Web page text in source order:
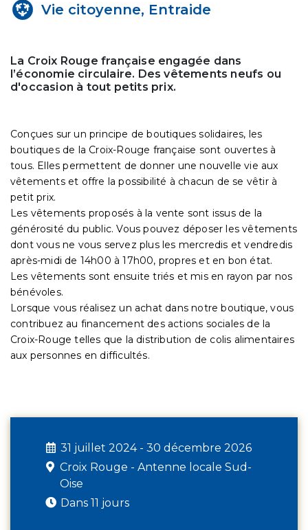
Vie citoyenne, Entraide
La Croix Rouge française engagée dans
l’économie circulaire. Des vêtements neufs ou
d'occasion à tout petits prix.
Conçues sur un principe de boutiques solidaires, les
boutiques de la Croix-Rouge française sont ouvertes à
tous. Elles permettent de donner une nouvelle vie aux
vêtements et offre la possibilité à chacun de se vêtir à
petit prix.
Les vêtements proposés à la vente sont issus de la
générosité du public. Vous pouvez déposer les vêtements
dont vous ne vous servez plus les mercredis et vendredis
après-midi de 14h00 à 17h00, propres et en bon état.
Les vêtements sont ensuite triés et mis en rayon par nos
bénévoles.
Lorsque vous réalisez un achat dans notre boutique, vous
contribuez au financement des actions sociales de la
Croix-Rouge telles que la distribution de colis alimentaires
aux personnes en difficultés.
31 juillet 2024 - 30 décembre 2026
Croix Rouge - Antenne locale Sud-
Oise
Dans 11 jours